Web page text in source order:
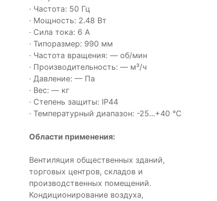
· Частота: 50 Гц
· Мощность: 2.48 Вт
· Сила тока: 6 А
· Типоразмер: 990 мм
· Частота вращения: — об/мин
· Производительность: — м³/ч
· Давление: — Па
· Вес: — кг
· Степень защиты: IP44
· Температурный диапазон: -25...+40 °C
Области применения:
Вентиляция общественных зданий,
торговых центров, складов и
производственных помещений.
Кондиционирование воздуха,